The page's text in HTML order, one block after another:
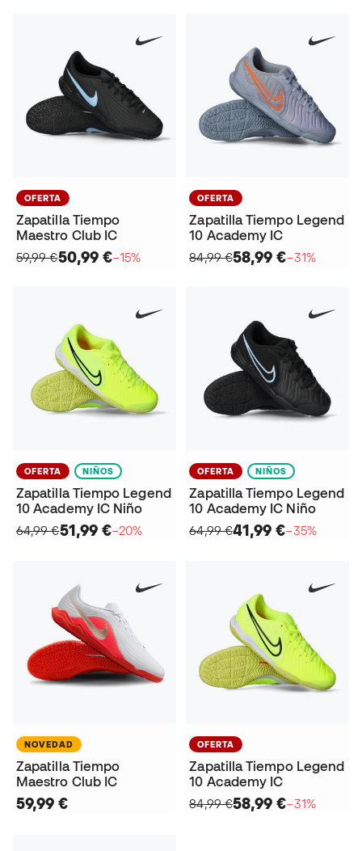
OFERTA
Zapatilla Tiempo
Maestro Club IC
59,99 €50,99 €−15%
OFERTA
Zapatilla Tiempo Legend
10 Academy IC
84,99 €58,99 €−31%
OFERTA NIÑOS
Zapatilla Tiempo Legend
10 Academy IC Niño
64,99 €51,99 €−20%
OFERTA NIÑOS
Zapatilla Tiempo Legend
10 Academy IC Niño
64,99 €41,99 €−35%
NOVEDAD
Zapatilla Tiempo
Maestro Club IC
59,99 €
OFERTA
Zapatilla Tiempo Legend
10 Academy IC
84,99 €58,99 €−31%